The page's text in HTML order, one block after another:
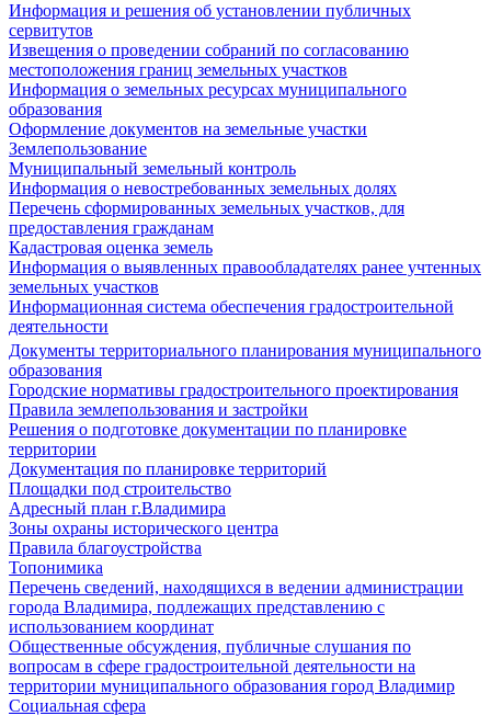
Информация и решения об установлении публичных
сервитутов
Извещения о проведении собраний по согласованию
местоположения границ земельных участков
Информация о земельных ресурсах муниципального
образования
Оформление документов на земельные участки
Землепользование
Муниципальный земельный контроль
Информация о невостребованных земельных долях
Перечень сформированных земельных участков, для
предоставления гражданам
Кадастровая оценка земель
Информация о выявленных правообладателях ранее учтенных
земельных участков
Информационная система обеспечения градостроительной
деятельности
Документы территориального планирования муниципального
образования
Городские нормативы градостроительного проектирования
Правила землепользования и застройки
Решения о подготовке документации по планировке
территории
Документация по планировке территорий
Площадки под строительство
Адресный план г.Владимира
Зоны охраны исторического центра
Правила благоустройства
Топонимика
Перечень сведений, находящихся в ведении администрации
города Владимира, подлежащих представлению с
использованием координат
Общественные обсуждения, публичные слушания по
вопросам в сфере градостроительной деятельности на
территории муниципального образования город Владимир
Социальная сфера